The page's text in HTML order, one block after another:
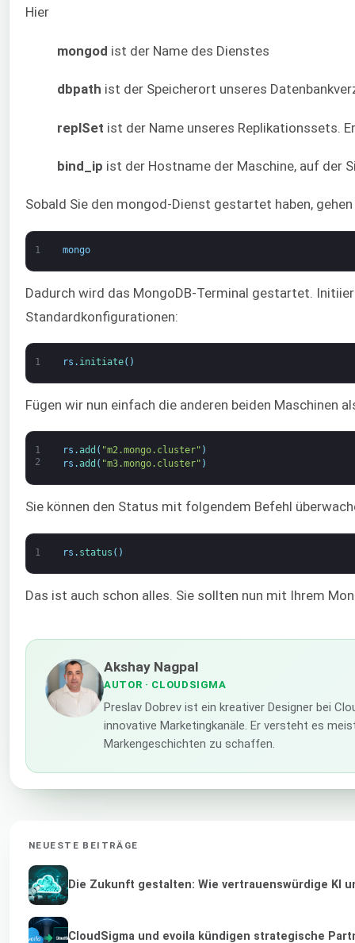
Hier
mongod ist der Name des Dienstes
dbpath ist der Speicherort unseres
replSet ist der Name unseres Replikationssets.
bind_ip ist der Hostname der Maschine, auf der
Sobald Sie den mongod-Dienst gestartet haben,
1 mongo
Dadurch wird das MongoDB-Terminal gestartet.
Standardkonfigurationen:
1 rs . initiate( )
Fügen wir nun einfach die anderen beiden Maschinen
1
2
rs .add ( "m2.mongo.cluster" )
rs .add ( "m3.mongo.cluster" )
Sie können den Status mit folgendem Befehl
1 rs . status ( )
Das ist auch schon alles. Sie sollten nun mit Ihrem
Akshay Nagpal
AUTOR · CLOUDSIGMA
Preslav Dobrev ist ein kreativer Designer bei
innovative Marketingkanäle. Er versteht es
Markengeschichten zu schaffen.
NEUESTE BEITRÄGE
Die Zukunft gestalten: Wie vertrauenswürdige KI
CloudSigma und evoila kündigen strategische